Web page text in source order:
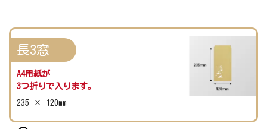
長3窓
A4用紙が
3つ折りで入ります。
235 × 120mm